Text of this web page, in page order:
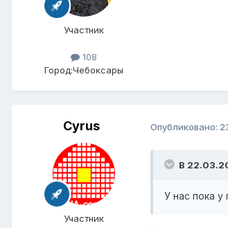
Участник
108
Город:Чебоксары
Cyrus
Участник
Опубликовано:
В
У нас пока